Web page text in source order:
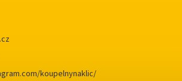
koupelnynaklic/